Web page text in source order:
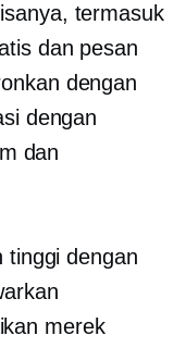
termasuk
dan pesan
dengan
dengan
dan
tinggi dengan
merek